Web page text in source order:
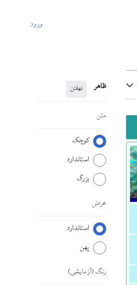
ورود
ظاهر نهفتن
متن
کوچک
استاندارد
بزرگ
عرض
استاندارد
پهن
رنگ(آزمایشی)